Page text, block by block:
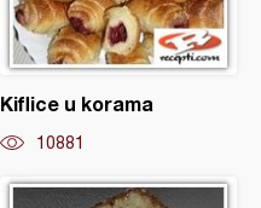
Kiflice u korama
10881